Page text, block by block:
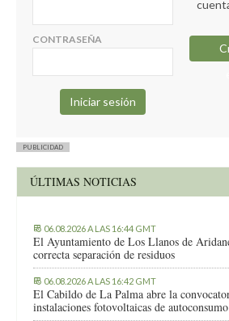
CONTRASEÑA
PUBLICIDAD
ÚLTIMAS NOTICIAS
06.08.2026 A LAS 16:44 GMT
El Ayuntamiento de Los Llanos de
correcta separación de residuos
06.08.2026 A LAS 16:42 GMT
El Cabildo de La Palma abre la
instalaciones fotovoltaicas de